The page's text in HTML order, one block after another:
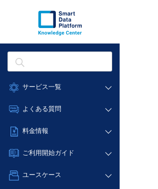
サービス一覧
データ利活用
ネットワーク
IoT
サポート
よくある質問
データ利活用
ネットワーク
IoT
料金情報
料金シミュレーター
クラウド/サーバー
ご利用開始ガイド
■ 管理機能
ユースケース